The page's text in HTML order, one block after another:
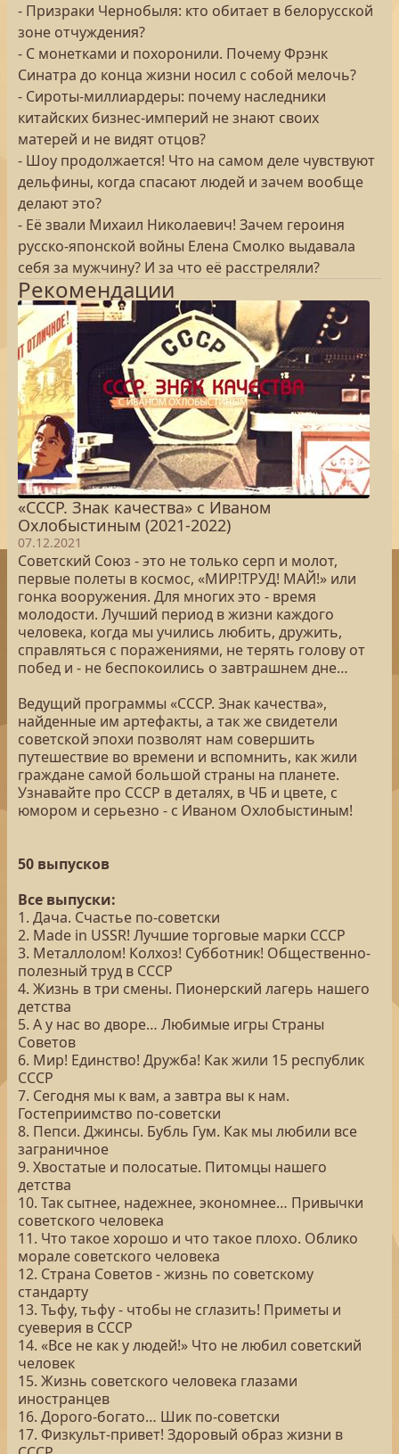
- Призраки Чернобыля: кто обитает в белорусской
зоне отчуждения?
- С монетками и похоронили. Почему Фрэнк
Синатра до конца жизни носил с собой мелочь?
- Сироты-миллиардеры: почему наследники
китайских бизнес-империй не знают своих
матерей и не видят отцов?
- Шоу продолжается! Что на самом деле чувствуют
дельфины, когда спасают людей и зачем вообще
делают это?
- Её звали Михаил Николаевич! Зачем героиня
русско-японской войны Елена Смолко выдавала
себя за мужчину? И за что её расстреляли?
Рекомендации
«СССР. Знак качества» с Иваном
Охлобыстиным (2021-2022)
07.12.2021
Советский Союз - это не только серп и молот,
первые полеты в космос, «МИР!ТРУД! МАЙ!» или
гонка вооружения. Для многих это - время
молодости. Лучший период в жизни каждого
человека, когда мы учились любить, дружить,
справляться с поражениями, не терять голову от
побед и - не беспокоились о завтрашнем дне…
Ведущий программы «СССР. Знак качества»,
найденные им артефакты, а так же свидетели
советской эпохи позволят нам совершить
путешествие во времени и вспомнить, как жили
граждане самой большой страны на планете.
Узнавайте про СССР в деталях, в ЧБ и цвете, с
юмором и серьезно - с Иваном Охлобыстиным!
50 выпусков
Все выпуски:
1. Дача. Счастье по-советски
2. Made in USSR! Лучшие торговые марки СССР
3. Металлолом! Колхоз! Субботник! Общественно-
полезный труд в СССР
4. Жизнь в три смены. Пионерский лагерь нашего
детства
5. А у нас во дворе… Любимые игры Страны
Советов
6. Мир! Единство! Дружба! Как жили 15 республик
СССР
7. Сегодня мы к вам, а завтра вы к нам.
Гостеприимство по-советски
8. Пепси. Джинсы. Бубль Гум. Как мы любили все
заграничное
9. Хвостатые и полосатые. Питомцы нашего
детства
10. Так сытнее, надежнее, экономнее… Привычки
советского человека
11. Что такое хорошо и что такое плохо. Облико
морале советского человека
12. Страна Советов - жизнь по советскому
стандарту
13. Тьфу, тьфу - чтобы не сглазить! Приметы и
суеверия в СССР
14. «Все не как у людей!» Что не любил советский
человек
15. Жизнь советского человека глазами
иностранцев
16. Дорого-богато… Шик по-советски
17. Физкульт-привет! Здоровый образ жизни в